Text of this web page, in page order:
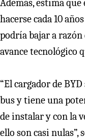
Además, estima
hacerse cada 10
podría bajar a razón
avance tecnológico
“El cargador de
bus y tiene una
de instalar y con la
ello son casi nulas”,